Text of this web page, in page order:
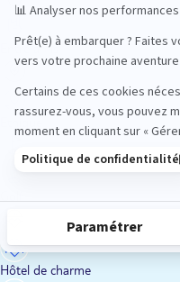
Entre amis
Hôtel de charme